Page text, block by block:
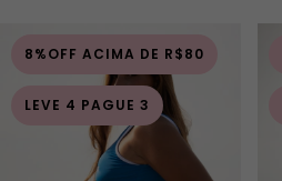
8%OFF ACIMA DE R$80
LEVE 4 PAGUE 3